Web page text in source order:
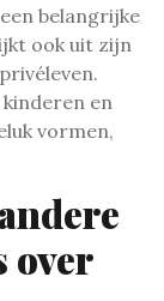
belangrijke
ook uit zijn
en
vormen,
over